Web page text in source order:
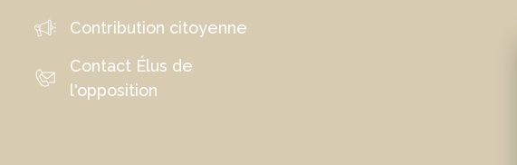
Contribution citoyenne
Contact Élus de
l'opposition